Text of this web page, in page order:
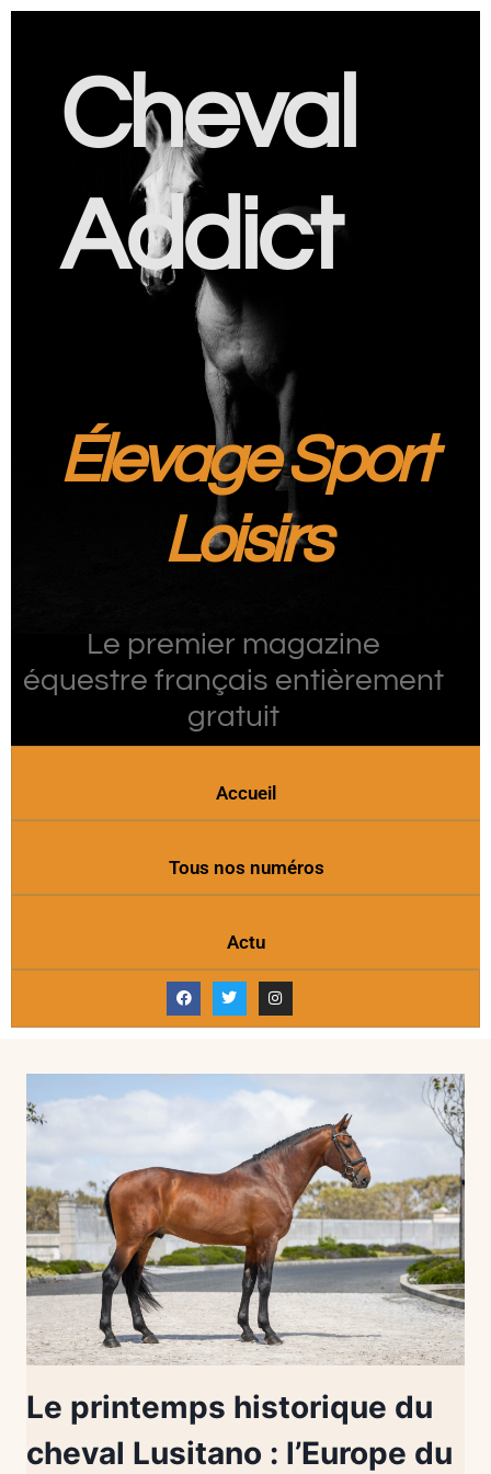
Cheval
Addict
Élevage Sport
Loisirs
Le premier magazine
équestre français entièrement
gratuit
Accueil
Tous nos numéros
Actu
Le printemps historique du
cheval Lusitano : l’Europe du